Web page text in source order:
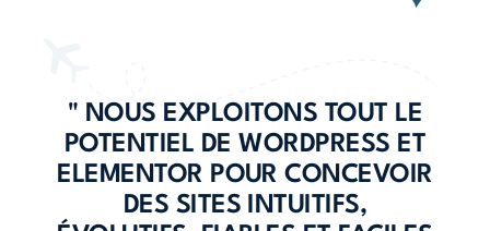
" NOUS EXPLOITONS TOUT LE
POTENTIEL DE WORDPRESS ET
ELEMENTOR POUR CONCEVOIR
DES SITES INTUITIFS,